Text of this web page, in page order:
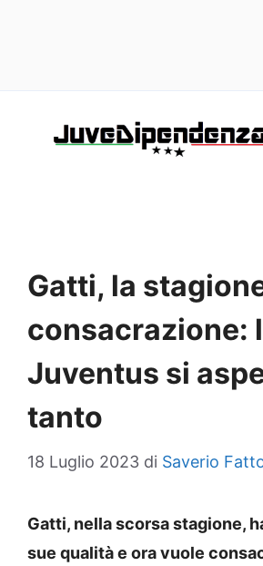
Gatti, la
consacrazione:
Juventus si
tanto
18 Luglio 2023 di Saverio
Gatti, nella scorsa stagione,
sue qualità e ora vuole